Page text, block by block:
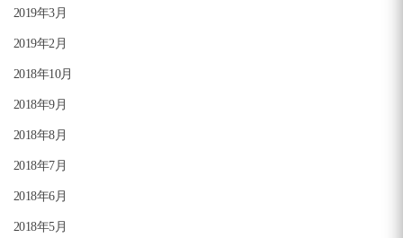
2019年3月
2019年2月
2018年10月
2018年9月
2018年8月
2018年7月
2018年6月
2018年5月